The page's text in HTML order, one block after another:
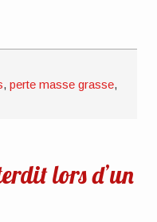
,perte masse grasse,
lors d’un